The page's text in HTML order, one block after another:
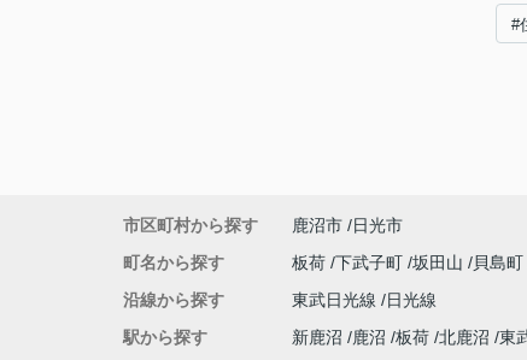
#
市区町村から探す 鹿沼市
日光市
町名から探す
板荷 下武子町 坂田山 貝島町
沿線から探す
東武日光線
日光線
駅から探す
新鹿沼 鹿沼 板荷 北鹿沼 東